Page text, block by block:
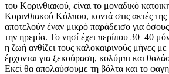
του Κορινθιακού, είναι το μοναδικό
Κορινθιακού Κόλπου, κοντά στις ακτές
αποτελούν έναν μικρό παράδεισο για
την ηρεμία. Το νησί έχει περίπου 30–40
η ζωή ανθίζει τους καλοκαιρινούς μήνες
έρχονται για ξεκούραση, κολύμπι και
Εκεί θα απολαύσουμε τη βόλτα και το